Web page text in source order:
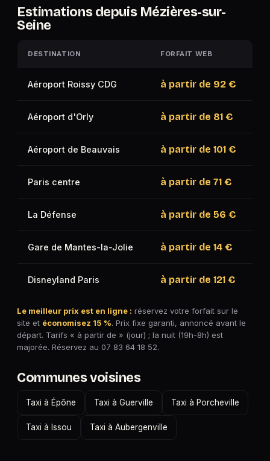
Estimations depuis Mézières-sur-
Seine
DESTINATION FORFAIT WEB
Aéroport Roissy CDG à partir de 92 €
Aéroport d'Orly à partir de 81 €
Aéroport de Beauvais à partir de 101 €
Paris centre à partir de 71 €
La Défense à partir de 56 €
Gare de Mantes-la-Jolie à partir de 14 €
Disneyland Paris à partir de 121 €
Le meilleur prix est en ligne : réservez votre forfait sur le
site et économisez 15 %. Prix fixe garanti, annoncé avant le
départ. Tarifs « à partir de » (jour) ; la nuit (19h-8h) est
majorée. Réservez au 07 83 64 18 52.
Communes voisines
Taxi à Épône Taxi à Guerville Taxi à Porcheville
Taxi à Issou Taxi à Aubergenville